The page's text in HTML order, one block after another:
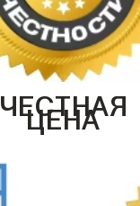
ЧЕСТНАЯ
ЦЕНА